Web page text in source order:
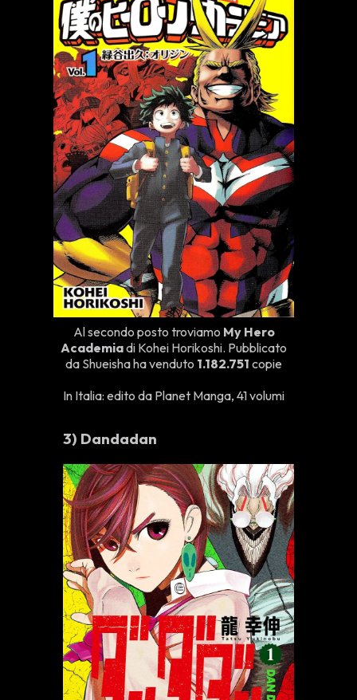
Al secondo posto troviamo My Hero
Academiadi Kohei Horikoshi. Pubblicato
da Shueisha ha venduto 1.182.751 copie
In Italia: edito da Planet Manga, 41 volumi
3) Dandadan